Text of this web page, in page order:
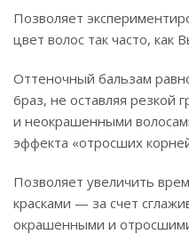
Позволяет
цвет волос так часто, как
Оттеночный бальзам
6раз, не оставляя
и неокрашенными
эффекта «отросших
Позволяет увеличить
красками — за счет
окрашенными и